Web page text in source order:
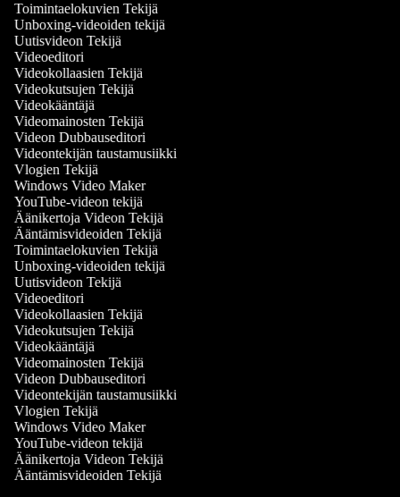
Toimintaelokuvien Tekijä
Unboxing-videoiden tekijä
Uutisvideon Tekijä
Videoeditori
Videokollaasien Tekijä
Videokutsujen Tekijä
Videokääntäjä
Videomainosten Tekijä
Videon Dubbauseditori
Videontekijän taustamusiikki
Vlogien Tekijä
Windows Video Maker
YouTube-videon tekijä
Äänikertoja Videon Tekijä
Ääntämisvideoiden Tekijä
Toimintaelokuvien Tekijä
Unboxing-videoiden tekijä
Uutisvideon Tekijä
Videoeditori
Videokollaasien Tekijä
Videokutsujen Tekijä
Videokääntäjä
Videomainosten Tekijä
Videon Dubbauseditori
Videontekijän taustamusiikki
Vlogien Tekijä
Windows Video Maker
YouTube-videon tekijä
Äänikertoja Videon Tekijä
Ääntämisvideoiden Tekijä